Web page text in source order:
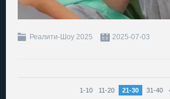
Реалити-Шоу 2025 2025-07-03
1-10 11-20 21-30 31-40